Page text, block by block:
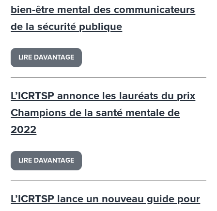
bien-être mental des communicateurs
de la sécurité publique
LIRE DAVANTAGE
L’ICRTSP annonce les lauréats du prix
Champions de la santé mentale de
2022
LIRE DAVANTAGE
L’ICRTSP lance un nouveau guide pour